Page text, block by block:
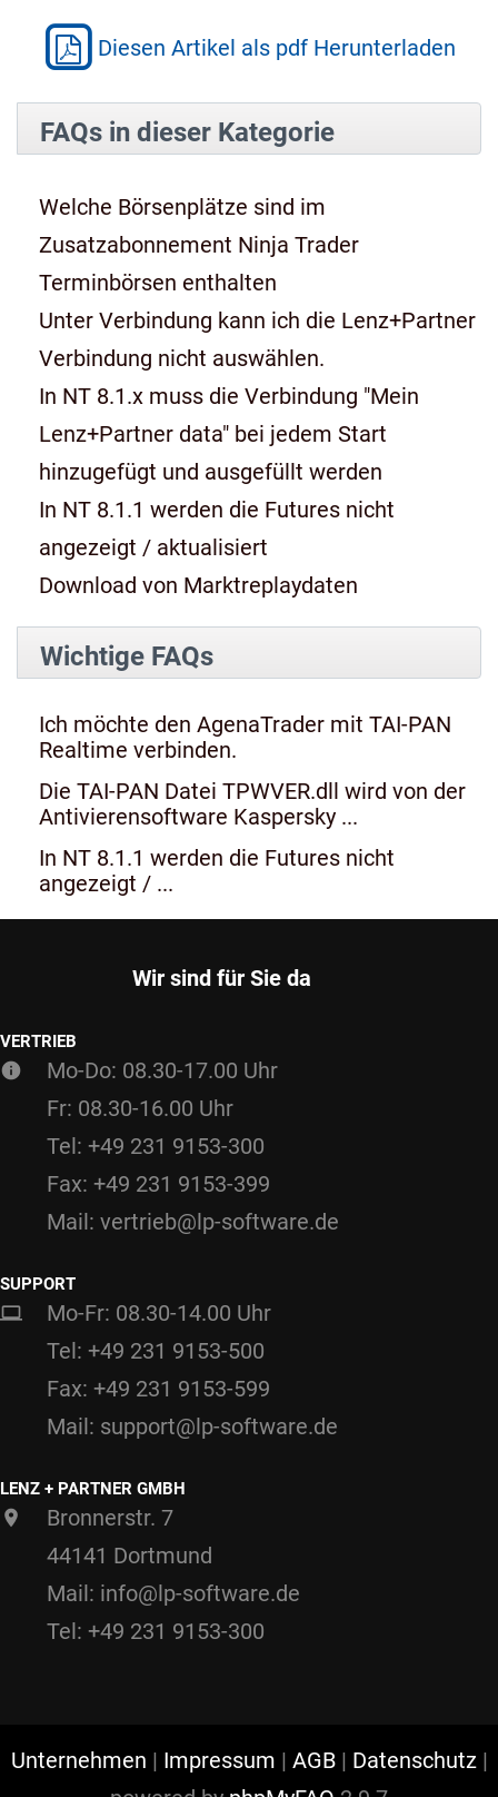
Diesen Artikel als pdf Herunterladen
FAQs in dieser Kategorie
Welche Börsenplätze sind im
Zusatzabonnement Ninja Trader
Terminbörsen enthalten
Unter Verbindung kann ich die Lenz+Partner
Verbindung nicht auswählen.
In NT 8.1.x muss die Verbindung "Mein
Lenz+Partner data" bei jedem Start
hinzugefügt und ausgefüllt werden
In NT 8.1.1 werden die Futures nicht
angezeigt / aktualisiert
Download von Marktreplaydaten
Wichtige FAQs
Ich möchte den AgenaTrader mit TAI-PAN
Realtime verbinden.
Die TAI-PAN Datei TPWVER.dll wird von der
Antivierensoftware Kaspersky ...
In NT 8.1.1 werden die Futures nicht
angezeigt / ...
Wir sind für Sie da
VERTRIEB
Mo-Do: 08.30-17.00 Uhr
Fr: 08.30-16.00 Uhr
Tel: +49 231 9153-300
Fax: +49 231 9153-399
Mail: vertrieb@lp-software.de
SUPPORT
Mo-Fr: 08.30-14.00 Uhr
Tel: +49 231 9153-500
Fax: +49 231 9153-599
Mail: support@lp-software.de
LENZ + PARTNER GMBH
Bronnerstr. 7
44141 Dortmund
Mail: info@lp-software.de
Tel: +49 231 9153-300
Unternehmen | Impressum | AGB | Datenschutz|